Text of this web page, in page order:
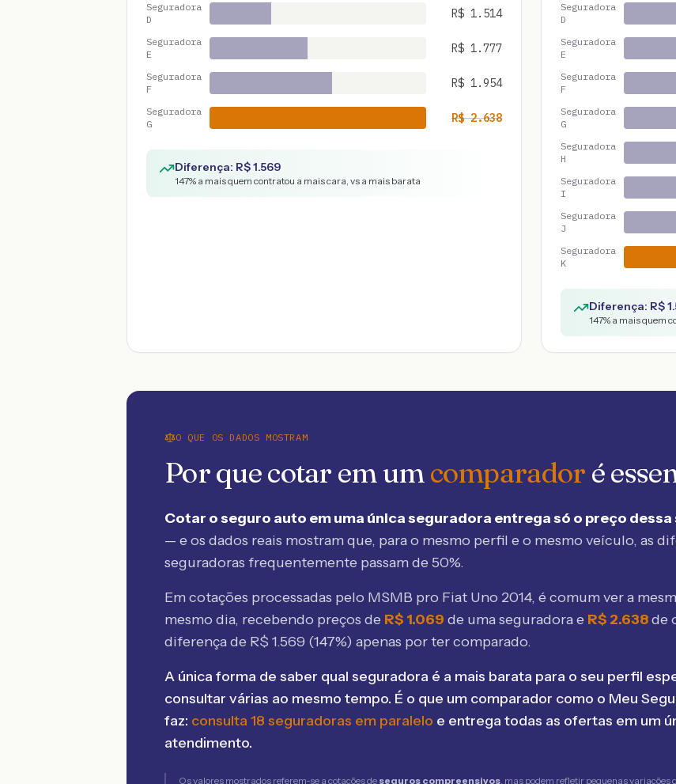
Seguradora
D
R$ 1.514
Seguradora
E
R$ 1.777
Seguradora
F
R$ 1.954
Seguradora
G
R$2.638
Diferença: R$1.569
147% a mais quem contratou a mais cara, vs a mais barata
Seguradora
D
Seguradora
E
Seguradora
F
Seguradora
G
Seguradora
H
Seguradora
I
Seguradora
J
Seguradora
K
Diferença: R$
147% a mais quem
O QUE OS DADOS MOSTRAM
Por que cotar em umcomparador é
Cotar o seguro auto em uma única seguradora entrega só o preço
— e os dados reais mostram que, para o mesmo perfil e o mesmo veículo, as
seguradoras frequentemente passam de 50%.
Em cotações processadas pelo MSMB pro Fiat Uno 2014, é comum ver a
mesmo dia, recebendo preços de R$ 1.069 de uma seguradora e R$ 2.638de
diferença de R$ 1.569 (147%) apenas por ter comparado.
A única forma de saber qual seguradora é a mais barata para o seu perfil
consultar várias ao mesmo tempo. É o que um comparador como o Meu
faz: consulta 18 seguradoras em paralelo e entrega todas as ofertas em um
atendimento.
Os valores mostrados referem-se a cotações de seguros compreensivos, mas podem refletir pequenas variações